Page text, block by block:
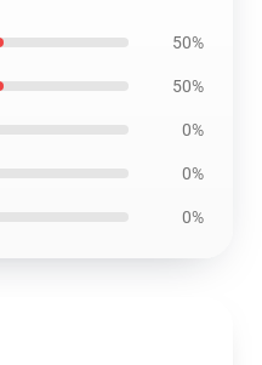
50%
50%
0%
0%
0%